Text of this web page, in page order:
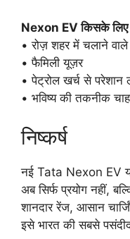
Nexon EV किसके लिए
• रोज़ शहर में चलाने वाले
• फैमिली यूज़र
• पेट्रोल खर्च से परेशान
• भविष्य की तकनीक
निष्कर्ष
नई Tata Nexon EV
अब सिर्फ प्रयोग नहीं,
शानदार रेंज, आसान
इसे भारत की सबसे